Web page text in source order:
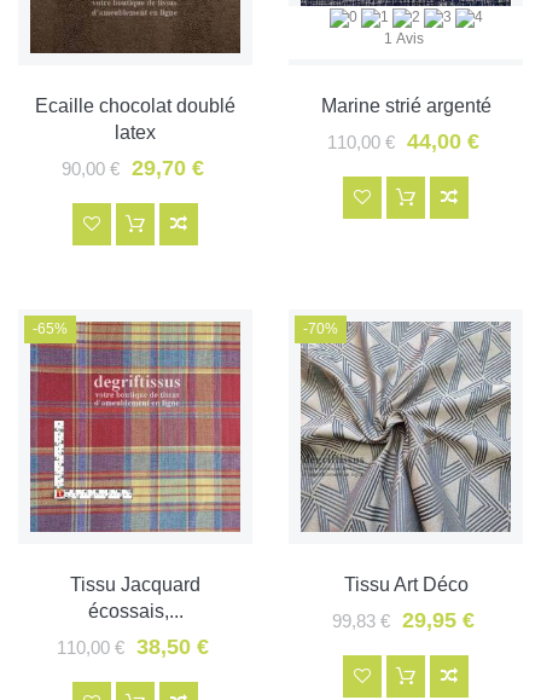
Ecaille chocolat doublé
latex
90,00 €
29,70 €
1 Avis
Marine strié argenté
110,00 €
44,00 €
-65%
Tissu Jacquard
écossais,...
110,00 €
38,50 €
-70%
Tissu Art Déco
99,83 €
29,95 €